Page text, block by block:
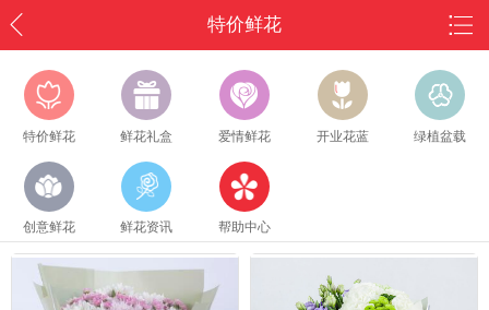
特价鲜花
特价鲜花 鲜花礼盒 爱情鲜花 开业花蓝 绿植盆载
创意鲜花 鲜花资讯 帮助中心